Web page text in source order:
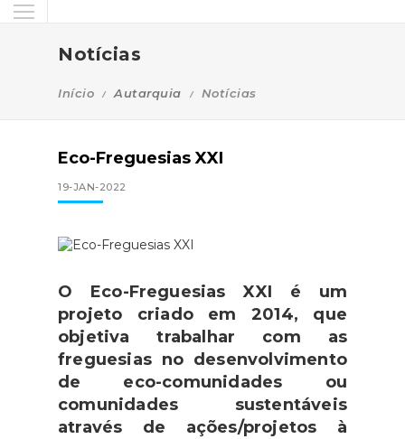
Notícias
Início Autarquia Notícias
Eco-Freguesias XXI
19-JAN-2022
O Eco-Freguesias XXI é um
projeto criado em 2014, que
objetiva trabalhar com as
freguesias no desenvolvimento
de eco-comunidades ou
comunidades sustentáveis
através de ações/projetos à